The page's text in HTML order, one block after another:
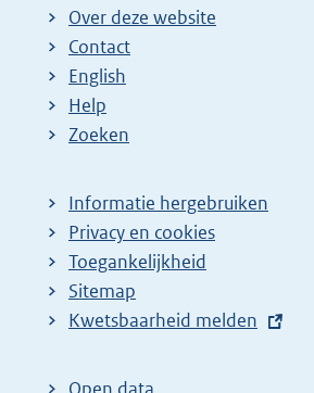
Over deze website
Contact
English
Help
Zoeken
Informatie hergebruiken
Privacy en cookies
Toegankelijkheid
Sitemap
E
t
Kwetsbaarheid melden